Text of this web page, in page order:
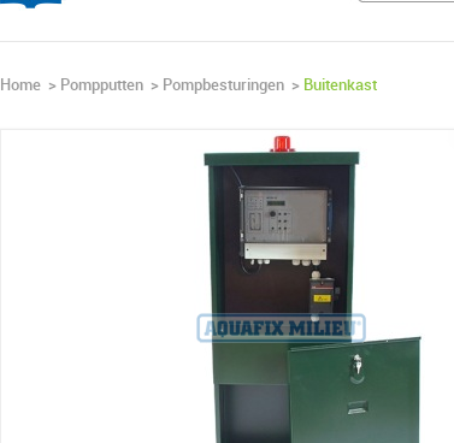
Home > Pompputten > Pompbesturingen > Buitenkast